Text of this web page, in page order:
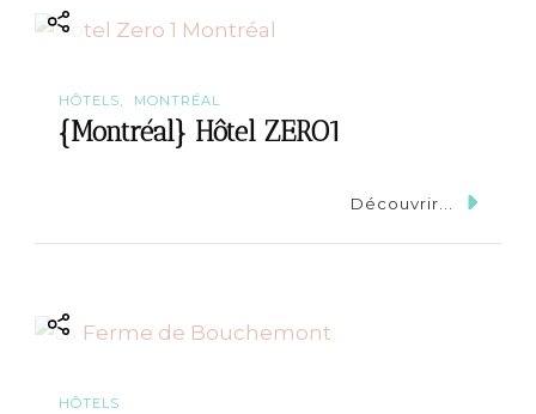
HÔTELS MONTRÉAL
{Montréal} Hôtel ZERO1
Découvrir...
HÔTELS